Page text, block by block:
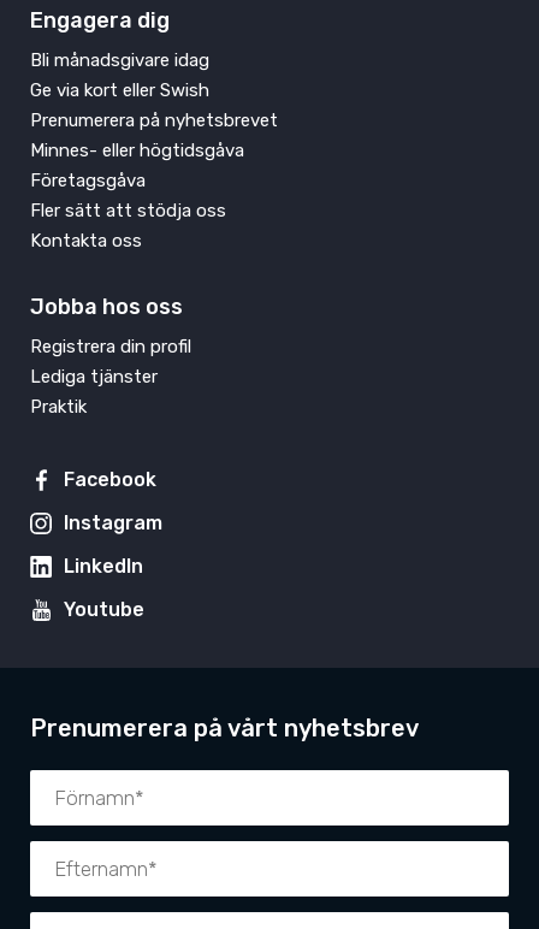
Engagera dig
Bli månadsgivare idag
Ge via kort eller Swish
Prenumerera på nyhetsbrevet
Minnes- eller högtidsgåva
Företagsgåva
Fler sätt att stödja oss
Kontakta oss
Jobba hos oss
Registrera din profil
Lediga tjänster
Praktik
Facebook
Instagram
LinkedIn
Youtube
Prenumerera på vårt nyhetsbrev